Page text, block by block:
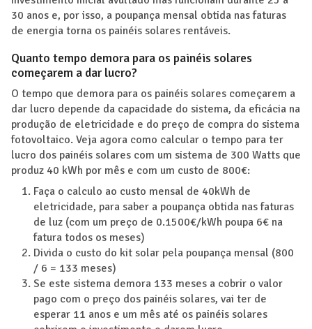
30 anos e, por isso, a poupança mensal obtida nas faturas
de energia torna os painéis solares rentáveis.
Quanto tempo demora para os painéis solares
começarem a dar lucro?
O tempo que demora para os painéis solares começarem a
dar lucro depende da capacidade do sistema, da eficácia na
produção de eletricidade e do preço de compra do sistema
fotovoltaico. Veja agora como calcular o tempo para ter
lucro dos painéis solares com um sistema de 300 Watts que
produz 40 kWh por mês e com um custo de 800€:
Faça o calculo ao custo mensal de 40kWh de
eletricidade, para saber a poupança obtida nas faturas
de luz (com um preço de 0.1500€/kWh poupa 6€ na
fatura todos os meses)
Divida o custo do kit solar pela poupança mensal (800
/ 6 = 133 meses)
Se este sistema demora 133 meses a cobrir o valor
pago com o preço dos painéis solares, vai ter de
esperar 11 anos e um mês até os painéis solares